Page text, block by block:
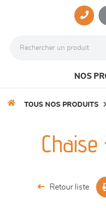
NOS
séjours
meubles de
TOUS NOS PRODUITS
Retour liste